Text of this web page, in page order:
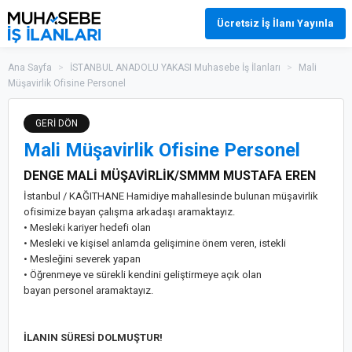
Ücretsiz İş İlanı Yayınla
Ana Sayfa > İSTANBUL ANADOLU YAKASI Muhasebe İş İlanları >
Mali
Müşavirlik Ofisine Personel
GERİ DÖN
Mali Müşavirlik Ofisine Personel
DENGE MALİ MÜŞAVİRLİK/SMMM MUSTAFA EREN
İstanbul / KAĞITHANE Hamidiye mahallesinde bulunan müşavirlik
ofisimize bayan çalışma arkadaşı aramaktayız.
• Mesleki kariyer hedefi olan
• Mesleki ve kişisel anlamda gelişimine önem veren, istekli
• Mesleğini severek yapan
• Öğrenmeye ve sürekli kendini geliştirmeye açık olan
bayan personel aramaktayız.
İLANIN SÜRESİ DOLMUŞTUR!